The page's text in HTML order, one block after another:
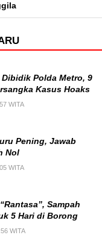
Polda Metro, 9
Kasus Hoaks
WITA
Pening, Jawab
Nol
WITA
Sampah
5 Hari di Borong
WITA